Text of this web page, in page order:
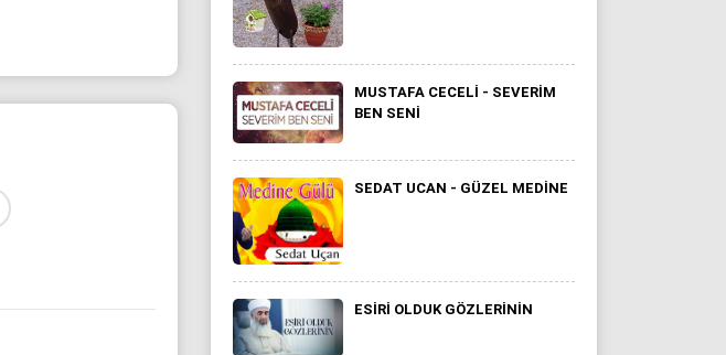
MUSTAFA CECELI - SEVERIM
BEN SENI
SEDAT UCAN - GÜZEL MEDINE
ESIRI OLDUK GÖZLERININ